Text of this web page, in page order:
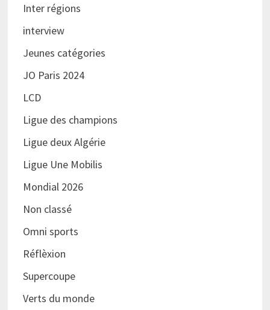
Inter régions
interview
Jeunes catégories
JO Paris 2024
LCD
Ligue des champions
Ligue deux Algérie
Ligue Une Mobilis
Mondial 2026
Non classé
Omni sports
Réflèxion
Supercoupe
Verts du monde